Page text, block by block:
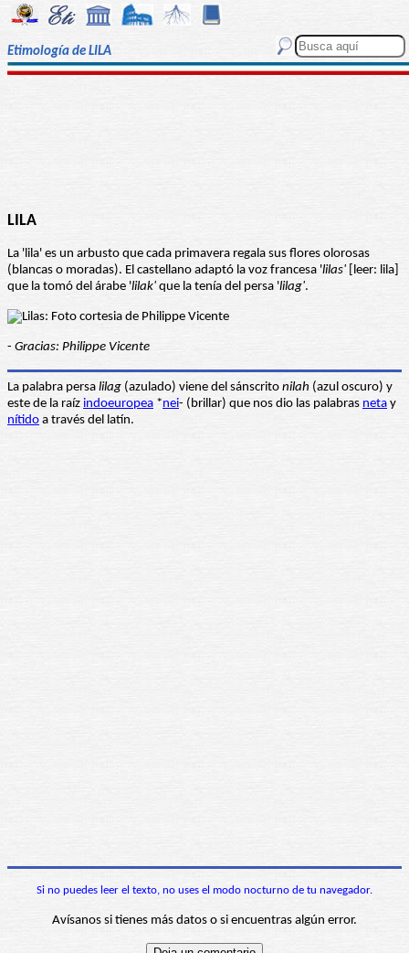
Etimología de LILA
LILA
La 'lila' es un arbusto que cada primavera regala sus flores olorosas
(blancas o moradas). El castellano adaptó la voz francesa 'lilas' [leer: lila]
que la tomó del árabe 'lilak' que la tenía del persa 'lilag'.
- Gracias: Philippe Vicente
La palabra persa lilag (azulado) viene del sánscrito nilah (azul oscuro) y
este de la raíz indoeuropea *nei- (brillar) que nos dio las palabras neta y
nítido a través del latín.
Si no puedes leer el texto, no uses el modo nocturno de tu navegador.
Avísanos si tienes más datos o si encuentras algún error.